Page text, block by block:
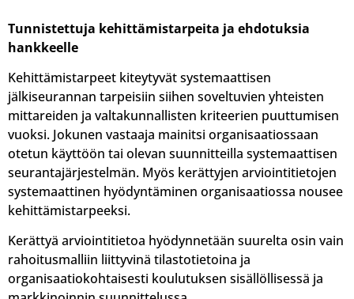
Tunnistettuja kehittämistarpeita ja ehdotuksia
hankkeelle
Kehittämistarpeet kiteytyvät systemaattisen
jälkiseurannan tarpeisiin siihen soveltuvien yhteisten
mittareiden ja valtakunnallisten kriteerien puuttumisen
vuoksi. Jokunen vastaaja mainitsi organisaatiossaan
otetun käyttöön tai olevan suunnitteilla systemaattisen
seurantajärjestelmän. Myös kerättyjen arviointitietojen
systemaattinen hyödyntäminen organisaatiossa nousee
kehittämistarpeeksi.
Kerättyä arviointitietoa hyödynnetään suurelta osin vain
rahoitusmalliin liittyvinä tilastotietoina ja
organisaatiokohtaisesti koulutuksen sisällöllisessä ja